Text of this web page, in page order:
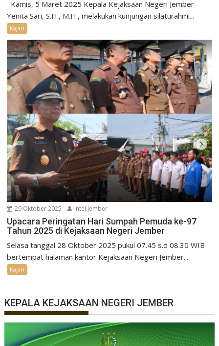
Kamis, 5 Maret 2025 Kepala Kejaksaan Negeri Jember
Yenita Sari, S.H., M.H., melakukan kunjungan silaturahmi...
Kajari
29 Oktober 2025 intel jember
Upacara Peringatan Hari Sumpah Pemuda ke-97
Tahun 2025 di Kejaksaan Negeri Jember
Selasa tanggal 28 Oktober 2025 pukul 07.45 s.d 08.30 WIB
bertempat halaman kantor Kejaksaan Negeri Jember...
Kajari
KEPALA KEJAKSAAN NEGERI JEMBER